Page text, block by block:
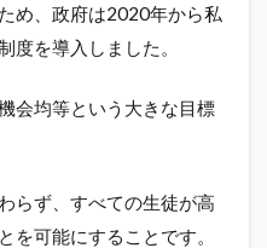
め、政府は2020年から私
度を導入しました。
会均等という大きな目標
らず、すべての生徒が高
を可能にすることです。